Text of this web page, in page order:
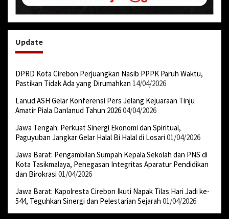
Update
DPRD Kota Cirebon Perjuangkan Nasib PPPK Paruh Waktu,
Pastikan Tidak Ada yang Dirumahkan 14/04/2026
Lanud ASH Gelar Konferensi Pers Jelang Kejuaraan Tinju
Amatir Piala Danlanud Tahun 202604/04/2026
Jawa Tengah: Perkuat Sinergi Ekonomi dan Spiritual,
Paguyuban Jangkar Gelar Halal Bi Halal di Losari 01/04/2026
Jawa Barat: Pengambilan Sumpah Kepala Sekolah dan PNS di
Kota Tasikmalaya, Penegasan Integritas Aparatur Pendidikan
dan Birokrasi 01/04/2026
Jawa Barat: Kapolresta Cirebon Ikuti Napak Tilas Hari Jadi ke-
544, Teguhkan Sinergi dan Pelestarian Sejarah 01/04/2026